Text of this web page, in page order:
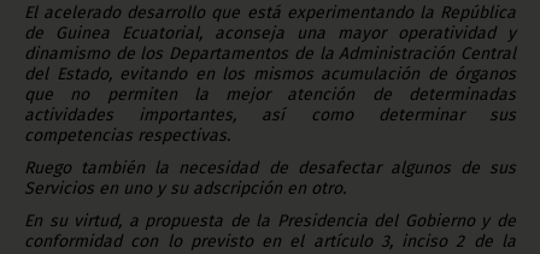
El acelerado desarrollo que está experimentando la República
de Guinea Ecuatorial, aconseja una mayor operatividad y
dinamismo de los Departamentos de la Administración Central
del Estado, evitando en los mismos acumulación de órganos
que no permiten la mejor atención de determinadas
actividades importantes, así como determinar sus
competencias respectivas.
Ruego también la necesidad de desafectar algunos de sus
Servicios en uno y su adscripción en otro.
En su virtud, a propuesta de la Presidencia del Gobierno y de
conformidad con lo previsto en el artículo 3, inciso 2 de la